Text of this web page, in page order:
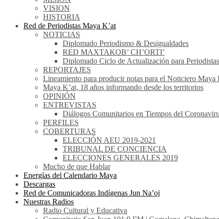
VISION
HISTORIA
Red de Periodistas Maya K’at
NOTICIAS
Diplomado Periodismo & Desigualdades
RED MAXTAKOB’ CH’ORTI’
Diplomado Ciclo de Actualización para Periodistas
REPORTAJES
Lineamiento para producir notas para el Noticiero Maya
Maya K’at, 18 años informando desde los territorios
OPINIÓN
ENTREVISTAS
Diálogos Comunitarios en Tiempos del
PERFILES
COBERTURAS
ELECCIÓN AEU 2019-2021
TRIBUNAL DE CONCIENCIA
ELECCIONES GENERALES 2019
Mucho de que Hablar
Energías del Calendario Maya
Descargas
Red de Comunicadoras Indígenas Jun Na’oj
Nuestras Radios
Radio Cultural y Educativa